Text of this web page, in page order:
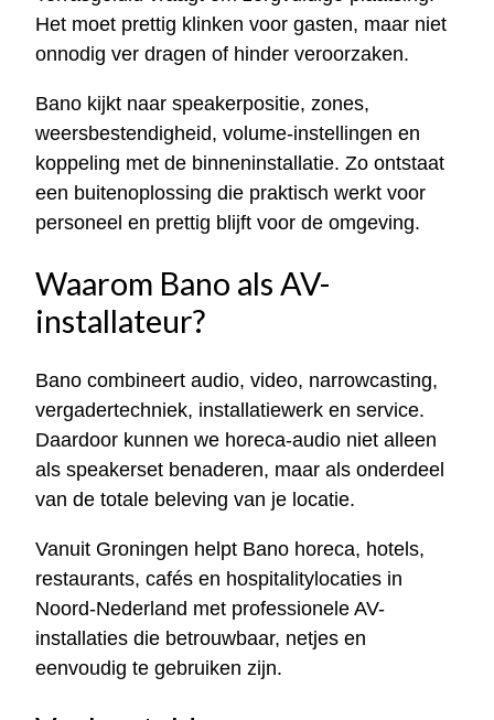
Het moet prettig klinken voor gasten, maar niet
onnodig ver dragen of hinder veroorzaken.
Bano kijkt naar speakerpositie, zones,
weersbestendigheid, volume-instellingen en
koppeling met de binneninstallatie. Zo ontstaat
een buitenoplossing die praktisch werkt voor
personeel en prettig blijft voor de omgeving.
Waarom Bano als AV-
installateur?
Bano combineert audio, video, narrowcasting,
vergadertechniek, installatiewerk en service.
Daardoor kunnen we horeca-audio niet alleen
als speakerset benaderen, maar als onderdeel
van de totale beleving van je locatie.
Vanuit Groningen helpt Bano horeca, hotels,
restaurants, cafés en hospitalitylocaties in
Noord-Nederland met professionele AV-
installaties die betrouwbaar, netjes en
eenvoudig te gebruiken zijn.